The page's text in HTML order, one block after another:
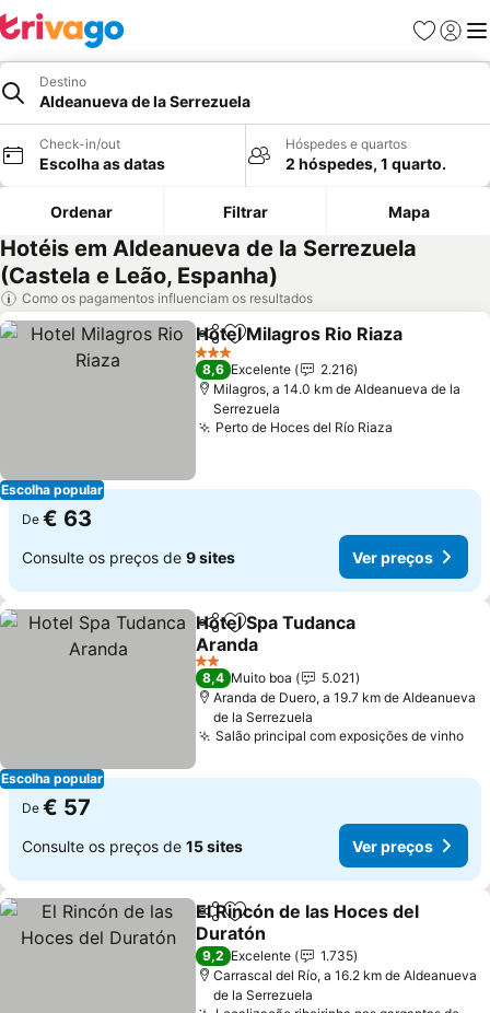
Favoritos
Iniciar
Destino
Aldeanueva de la Serrezuela
Check-in/out
Escolha as datas
Hóspedes e quartos
2 hóspedes, 1 quarto.
Ordenar Filtrar Mapa
Hotéis em Aldeanueva de la Serrezuela
(Castela e Leão, Espanha)
Como os pagamentos influenciam os resultados
Escolha popular
PartilharAdicionar aos favoritos
Hotel Milagros Rio Riaza
3 Estrelas
8,6 Excelente
2.216
Milagros, a 14.0 km de Aldeanueva de la
Serrezuela
Perto de Hoces del Río Riaza
De € 63
Consulte os preços de 9 sites Ver preços
Escolha popular
PartilharAdicionar aos favoritos
Hotel Spa Tudanca
Aranda
2 Estrelas
8,4 Muito boa
5.021
Aranda de Duero, a 19.7 km de Aldeanueva
de la Serrezuela
Salão principal com exposições de vinho
De € 57
Consulte os preços de 15 sites Ver preços
PartilharAdicionar aos favoritos
El Rincón de las Hoces del
Duratón
9,2 Excelente
1.735
Carrascal del Río, a 16.2 km de Aldeanueva
de la Serrezuela